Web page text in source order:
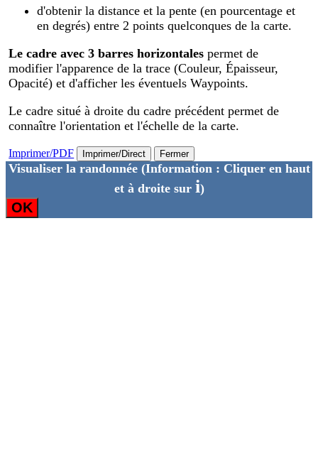
d'obtenir la distance et la pente (en pourcentage et
en degrés) entre 2 points quelconques de la carte.
Le cadre avec 3 barres horizontales permet de
modifier l'apparence de la trace (Couleur, Épaisseur,
Opacité) et d'afficher les éventuels Waypoints.
Le cadre situé à droite du cadre précédent permet de
connaître l'orientation et l'échelle de la carte.
Imprimer/PDF Imprimer/Direct Fermer
Visualiser la randonnée(Information : Cliquer en haut
et à droite sur i)
OK